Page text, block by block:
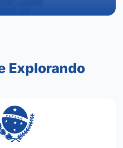
Explorando